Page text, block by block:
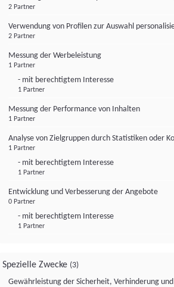
2 Partner
Verwendung von Profilen zur Auswahl
2 Partner
Messung der Werbeleistung
1 Partner
- mit berechtigtem Interesse
1 Partner
Messung der Performance von Inhalten
1 Partner
Analyse von Zielgruppen durch Statistiken oder
1 Partner
- mit berechtigtem Interesse
1 Partner
Entwicklung und Verbesserung der Angebote
0 Partner
- mit berechtigtem Interesse
1 Partner
Spezielle Zwecke (3)
Gewährleistung der Sicherheit, Verhinderung